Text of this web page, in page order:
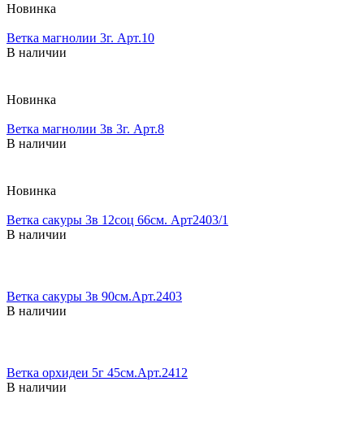
Новинка
Ветка магнолии 3г. Арт.10
В наличии
Новинка
Ветка магнолии 3в 3г. Арт.8
В наличии
Новинка
Ветка сакуры 3в 12соц 66см. Арт2403/1
В наличии
Ветка сакуры 3в 90см.Арт.2403
В наличии
Ветка орхидеи 5г 45см.Арт.2412
В наличии